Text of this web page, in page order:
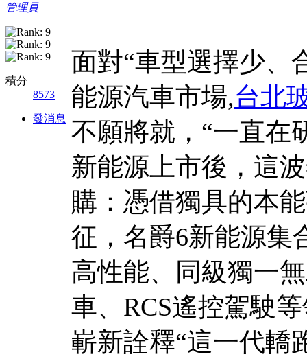
管理員
積分
8573
發消息
面對“車型選擇少、
能源汽車市場,台北
不願將就，“一直在
新能源上市後，這
購：憑借獨具的本
征，名爵6新能源集
高性能、同級獨一
車、RCS遙控駕駛
嶄新詮釋“這一代轎